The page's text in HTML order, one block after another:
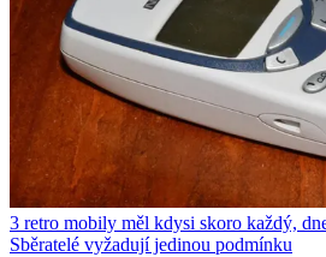
3 retro mobily měl kdysi skoro každý,
Sběratelé vyžadují jedinou podmínku